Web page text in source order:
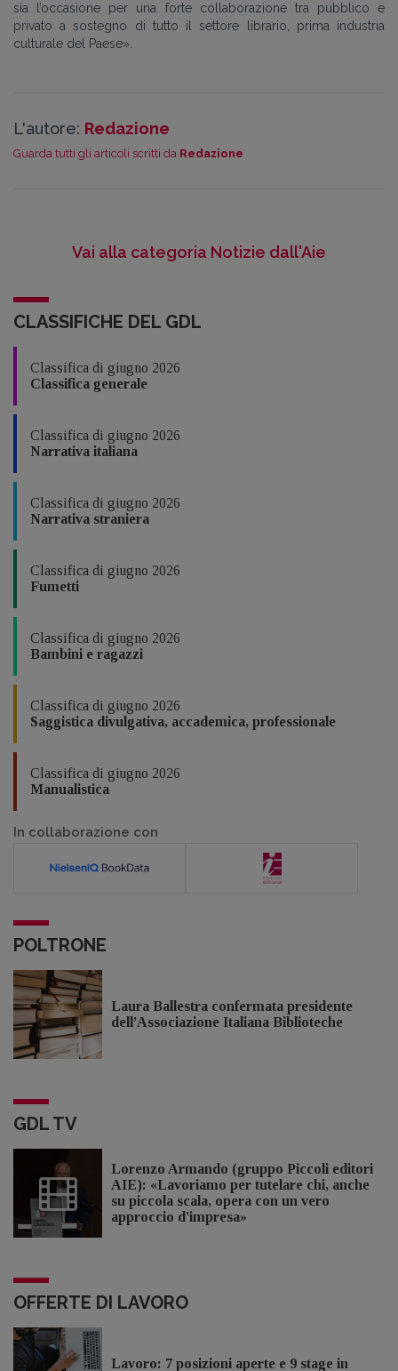
sia l’occasione per una forte collaborazione tra pubblico e
privato a sostegno di tutto il settore librario, prima industria
culturale del Paese»
L'autore: Redazione
Guarda tutti gli articoli scritti da Redazione
Vai alla categoria Notizie dall'Aie
CLASSIFICHE DEL GDL
Classifica di giugno 2026
Classifica generale
Classifica di giugno 2026
Narrativa italiana
Classifica di giugno 2026
Narrativa straniera
Classifica di giugno 2026
Fumetti
Classifica di giugno 2026
Bambini e ragazzi
Classifica di giugno 2026
Saggistica divulgativa, accademica, professionale
Classifica di giugno 2026
Manualistica
In collaborazione con
POLTRONE
Laura Ballestra confermata presidente
dell’Associazione Italiana Biblioteche
GDL TV
Lorenzo Armando (gruppo Piccoli editori
AIE): «Lavoriamo per tutelare chi, anche
su piccola scala, opera con un vero
approccio d'impresa»
OFFERTE DI LAVORO
Lavoro: 7 posizioni aperte e 9 stage in